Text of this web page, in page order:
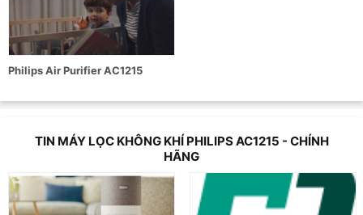
Philips Air Purifier AC1215
TIN MÁY LỌC KHÔNG KHÍ PHILIPS AC1215 - CHÍNH
HÃNG